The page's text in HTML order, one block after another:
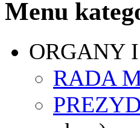
Menu
ORGANY
RADA